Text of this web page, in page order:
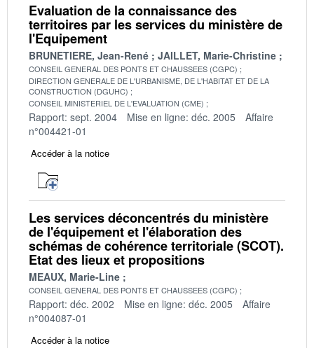
Evaluation de la connaissance des
territoires par les services du ministère de
l'Equipement
BRUNETIERE, Jean-René JAILLET, Marie-Christine
CONSEIL GENERAL DES PONTS ET CHAUSSEES (CGPC)
DIRECTION GENERALE DE L'URBANISME, DE L'HABITAT ET DE LA
CONSTRUCTION (DGUHC)
CONSEIL MINISTERIEL DE L'EVALUATION (CME)
Rapport: sept. 2004 Mise en ligne: déc. 2005
Affaire
n°004421-01
Accéder à la notice
Les services déconcentrés du ministère
de l'équipement et l'élaboration des
schémas de cohérence territoriale (SCOT).
Etat des lieux et propositions
MEAUX, Marie-Line
CONSEIL GENERAL DES PONTS ET CHAUSSEES (CGPC)
Rapport: déc. 2002 Mise en ligne: déc. 2005
Affaire
n°004087-01
Accéder à la notice